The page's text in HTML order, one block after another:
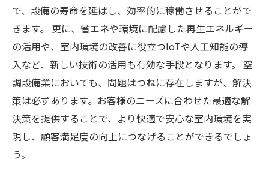
で、設備の寿命を延ばし、効率的に稼働させることがで
きます。 更に、省エネや環境に配慮した再生エネルギー
の活用や、室内環境の改善に役立つIoTや人工知能の導
入など、新しい技術の活用も有効な手段となります。 空
調設備業においても、問題はつねに存在しますが、解決
策は必ずあります。お客様のニーズに合わせた最適な解
決策を提供することで、より快適で安心な室内環境を実
現し、顧客満足度の向上につなげることができるでしょ
う。